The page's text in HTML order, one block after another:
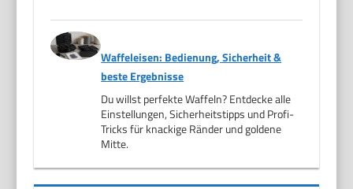
Waffeleisen: Bedienung, Sicherheit &
beste Ergebnisse
Du willst perfekte Waffeln? Entdecke alle
Einstellungen, Sicherheitstipps und Profi-
Tricks für knackige Ränder und goldene
Mitte.